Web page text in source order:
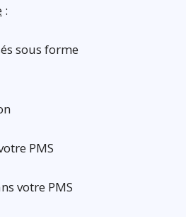
:
sous forme
PMS
votre PMS